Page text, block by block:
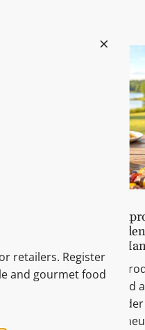
Wenn beliebte
Vorschriften
Möglichkeiten für den
Internationale
bringen, wird zunehmend
Rezepturen mit Honig
Raucharomen sind von
retailers. Register
and gourmet food